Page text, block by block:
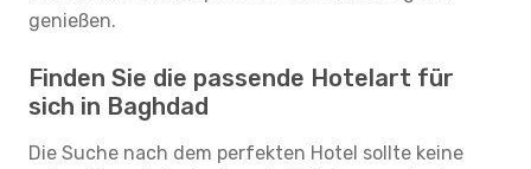
genießen.
Finden Sie die passende Hotelart für
sich in Baghdad
Die Suche nach dem perfekten Hotel sollte keine